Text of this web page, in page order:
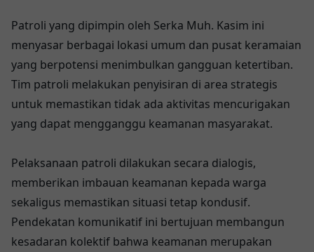
Patroli yang dipimpin oleh Serka Muh. Kasim ini
menyasar berbagai lokasi umum dan pusat keramaian
yang berpotensi menimbulkan gangguan ketertiban.
Tim patroli melakukan penyisiran di area strategis
untuk memastikan tidak ada aktivitas mencurigakan
yang dapat mengganggu keamanan masyarakat.
Pelaksanaan patroli dilakukan secara dialogis,
memberikan imbauan keamanan kepada warga
sekaligus memastikan situasi tetap kondusif.
Pendekatan komunikatif ini bertujuan membangun
kesadaran kolektif bahwa keamanan merupakan